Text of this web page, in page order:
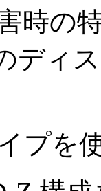
時の
ディ
プを